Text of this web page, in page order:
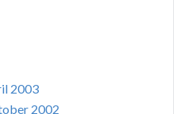
2003
2002